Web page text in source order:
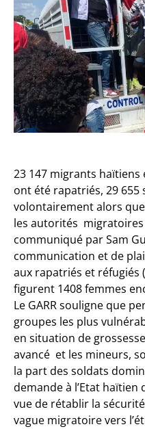
23 147 migrants
ont été rapatriés, 29
volontairement alors
les autorités
communiqué par Sam
communication et de
aux rapatriés et réfugiés
figurent 1408 femmes
Le GARR souligne que
groupes les plus
en situation de
avancé et les mineurs,
la part des soldats
demande à l’Etat
vue de rétablir la
vague migratoire vers